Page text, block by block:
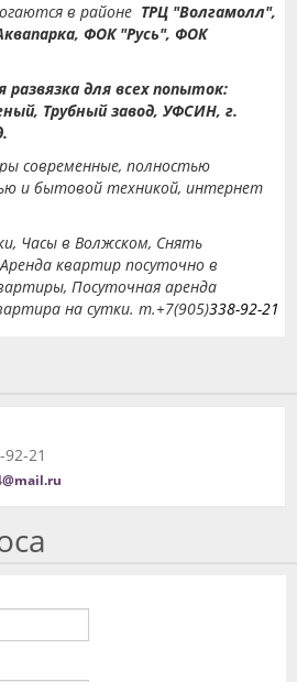
в районе ТРЦ "Волгамолл",
ФОК "Русь", ФОК
для всех попыток:
Трубный завод, УФСИН, г.
современные, полностью
и бытовой техникой, интернет
Часы в Волжском, Снять
квартир посуточно в
Посуточная аренда
на сутки. т.+7(905)338-92-21
21